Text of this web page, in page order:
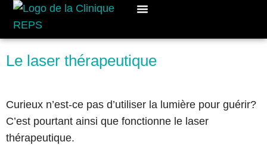
Le laser thérapeutique
Curieux n’est-ce pas d’utiliser la lumière pour guérir?
C’est pourtant ainsi que fonctionne le laser
thérapeutique.